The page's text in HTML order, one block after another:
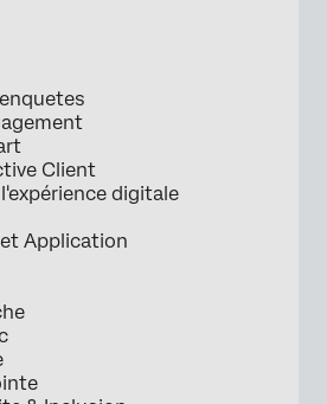
Client
digitale
Application